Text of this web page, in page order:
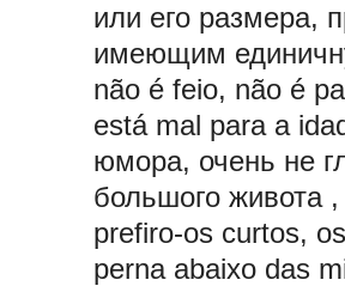
или его размера,
имеющим
não é feio, não é
está mal para a
юмора, очень не
большого живота
prefiro-os curtos,
perna abaixo das